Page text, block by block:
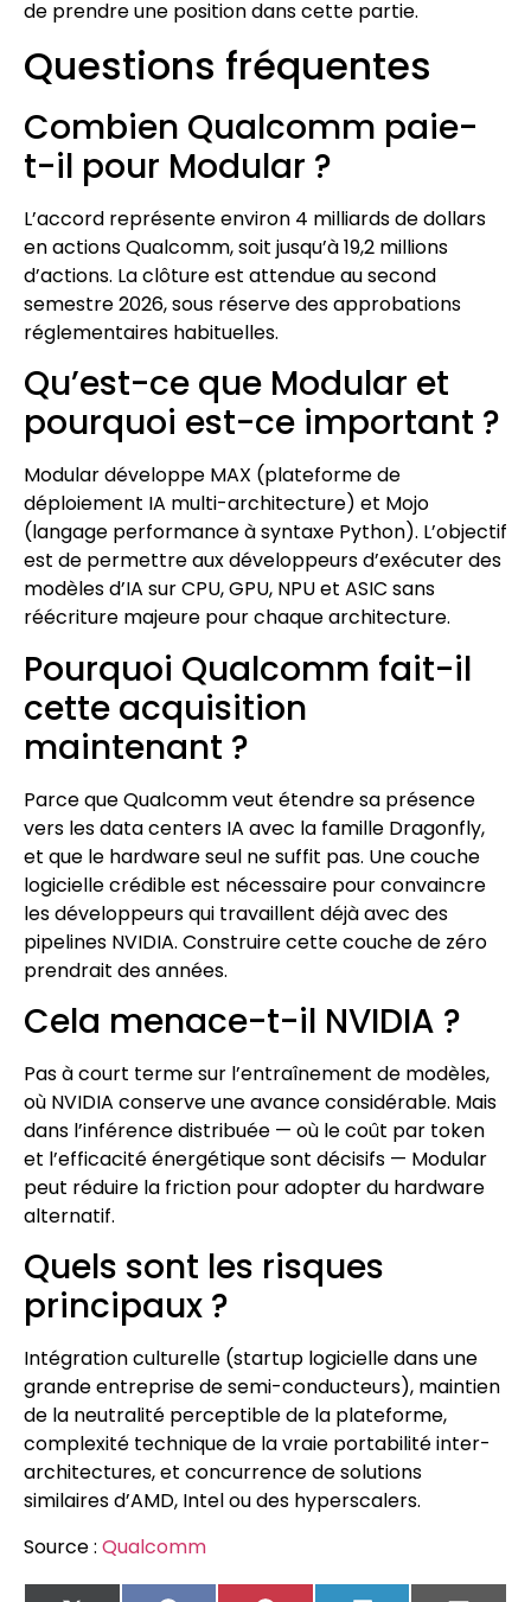
de prendre une position dans cette partie.
Questions fréquentes
Combien Qualcomm paie-
t-il pour Modular ?
L’accord représente environ 4 milliards de dollars
en actions Qualcomm, soit jusqu’à 19,2 millions
d’actions. La clôture est attendue au second
semestre 2026, sous réserve des approbations
réglementaires habituelles.
Qu’est-ce que Modular et
pourquoi est-ce important ?
Modular développe MAX (plateforme de
déploiement IA multi-architecture) et Mojo
(langage performance à syntaxe Python). L’objectif
est de permettre aux développeurs d’exécuter des
modèles d’IA sur CPU, GPU, NPU et ASIC sans
réécriture majeure pour chaque architecture.
Pourquoi Qualcomm fait-il
cette acquisition
maintenant ?
Parce que Qualcomm veut étendre sa présence
vers les data centers IA avec la famille Dragonfly,
et que le hardware seul ne suffit pas. Une couche
logicielle crédible est nécessaire pour convaincre
les développeurs qui travaillent déjà avec des
pipelines NVIDIA. Construire cette couche de zéro
prendrait des années.
Cela menace-t-il NVIDIA ?
Pas à court terme sur l’entraînement de modèles,
où NVIDIA conserve une avance considérable. Mais
dans l’inférence distribuée — où le coût par token
et l’efficacité énergétique sont décisifs — Modular
peut réduire la friction pour adopter du hardware
alternatif.
Quels sont les risques
principaux ?
Intégration culturelle (startup logicielle dans une
grande entreprise de semi-conducteurs), maintien
de la neutralité perceptible de la plateforme,
complexité technique de la vraie portabilité inter-
architectures, et concurrence de solutions
similaires d’AMD, Intel ou des hyperscalers.
Source : Qualcomm